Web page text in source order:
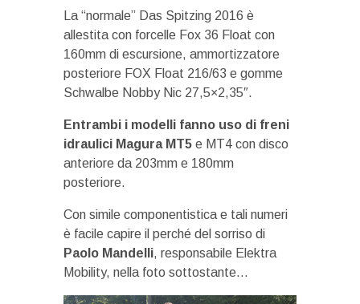
La “normale” Das Spitzing 2016 è
allestita con forcelle Fox 36 Float con
160mm di escursione, ammortizzatore
posteriore FOX Float 216/63 e gomme
Schwalbe Nobby Nic 27,5×2,35″.
Entrambi i modelli fanno uso di freni
idraulici Magura MT5 e MT4 con disco
anteriore da 203mm e 180mm
posteriore.
Con simile componentistica e tali numeri
è facile capire il perché del sorriso di
Paolo Mandelli, responsabile Elektra
Mobility, nella foto sottostante…